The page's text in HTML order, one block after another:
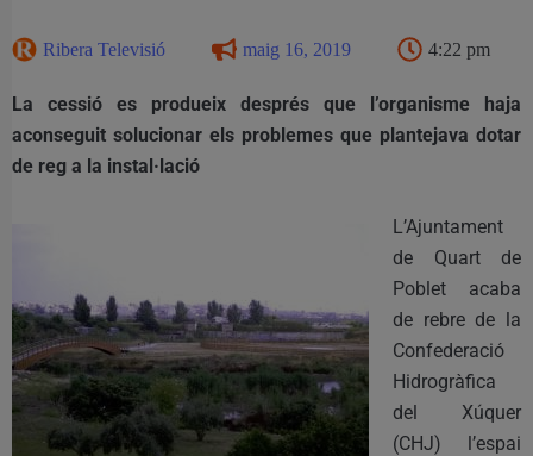
Ribera Televisió maig 16, 2019 4:22 pm
La cessió es produeix després que l’organisme haja
aconseguit solucionar els problemes que plantejava dotar
de reg a la instal·lació
L’Ajuntament
de Quart de
Poblet acaba
de rebre de la
Confederació
Hidrogràfica
del Xúquer
(CHJ) l’espai